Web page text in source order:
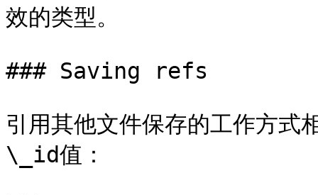
效的类型。
### Saving refs
引用其他文件保存的工作方式
\_id值：